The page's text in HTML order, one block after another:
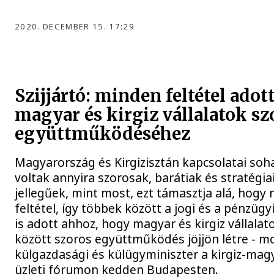
2020. DECEMBER 15. 17:29
Szijjártó: minden feltétel
magyar és kirgiz vállalatok
együttműködéséhez
Magyarország és Kirgizisztán kapcsolatai
voltak annyira szorosak, barátiak és
jellegűek, mint most, ezt támasztja alá, hogy
feltétel, így többek között a jogi és a
is adott ahhoz, hogy magyar és kirgiz
között szoros együttműködés jöjjön létre -
külgazdasági és külügyminiszter a kirgiz-
üzleti fórumon kedden Budapesten.